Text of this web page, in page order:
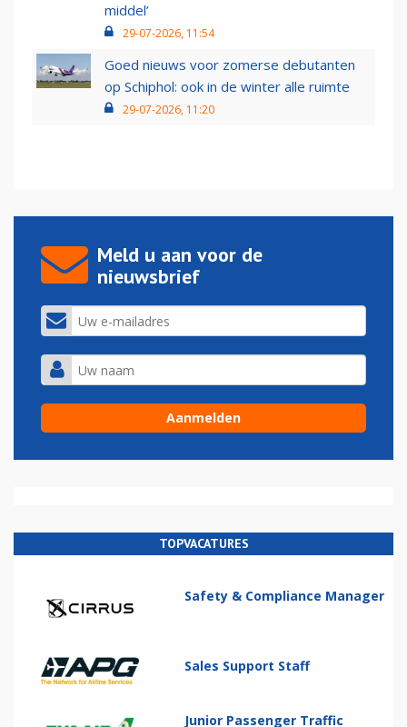
middel’
29-07-2026, 11:54
Goed nieuws voor zomerse debutanten
op Schiphol: ook in de winter alle ruimte
29-07-2026, 11:20
Meld u aan voor de
nieuwsbrief
TOPVACATURES
Safety & Compliance Manager
Sales Support Staff
Junior Passenger Traffic